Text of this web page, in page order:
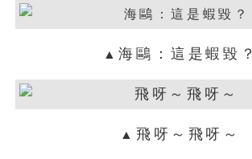
▲海鷗：這是蝦毀？
▲ 飛呀～飛呀～